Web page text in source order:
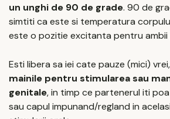
un unghi de 90 de grade. 90 de
simtiti ca este si temperatura
este o pozitie excitanta pentru ambii
Esti libera sa iei cate pauze (mici) vrei,
mainile pentru stimularea sau
genitale, in timp ce partenerul iti
sau capul impunand/regland in